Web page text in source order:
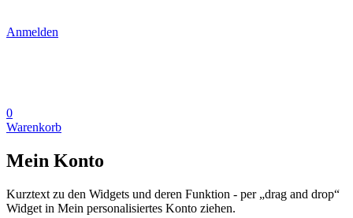
Anmelden
0
Warenkorb
Mein Konto
Kurztext zu den Widgets und deren Funktion - per „drag and drop“
Widget in Mein personalisiertes Konto ziehen.